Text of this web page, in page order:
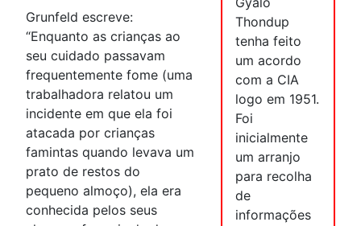
Thondup
tenha feito
um acordo
com a CIA
logo em 1951.
Foi
inicialmente
um arranjo
para recolha
de
informações
Grunfeld escreve:
“Enquanto as crianças ao
seu cuidado passavam
frequentemente fome (uma
trabalhadora relatou um
incidente em que ela foi
atacada por crianças
famintas quando levava um
prato de restos do
pequeno almoço), ela era
conhecida pelos seus